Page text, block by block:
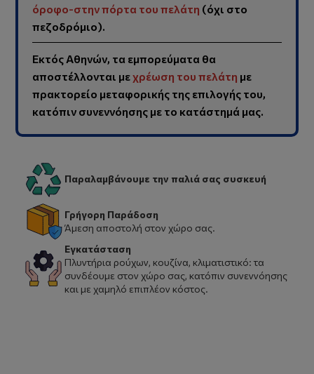
όροφο-στην πόρτα του πελάτη (όχι στο
πεζοδρόμιο).
Εκτός Αθηνών, τα εμπορεύματα θα
αποστέλλονται μεχρέωση του πελάτη με
πρακτορείο μεταφορικής της επιλογής του,
κατόπιν συνεννόησης με το κατάστημά μας.
Παραλαμβάνουμε την παλιά σας συσκευή
Γρήγορη Παράδοση
Άμεση αποστολή στον χώρο σας.
Εγκατάσταση
Πλυντήρια ρούχων, κουζίνα, κλιματιστικό: τα
συνδέουμε στον χώρο σας, κατόπιν συνεννόησης
και με χαμηλό επιπλέον κόστος.